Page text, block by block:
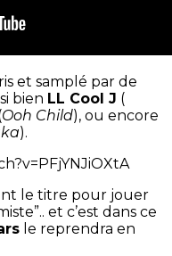
et samplé par de
bien LL Cool J (
Ooh Child), ou encore
).
le titre pour jouer
et c’est dans ce
le reprendra en